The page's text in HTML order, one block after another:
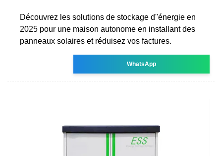
Découvrez les solutions de stockage d''énergie en
2025 pour une maison autonome en installant des
panneaux solaires et réduisez vos factures.
WhatsApp